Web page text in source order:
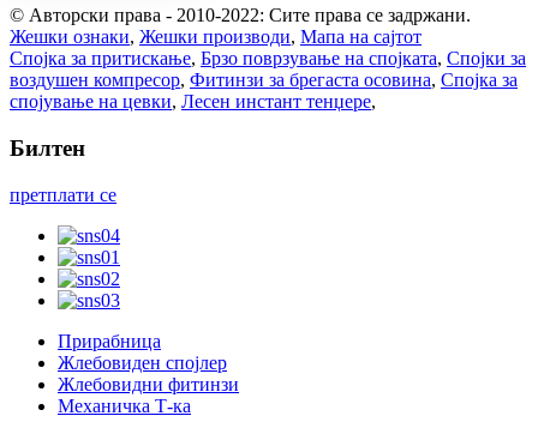
© Авторски права - 2010-2022: Сите права се задржани.
Жешки ознаки, Жешки производи, Мапа на сајтот
Спојка за притискање, Брзо поврзување на спојката, Спојки за
воздушен компресор, Фитинзи за брегаста осовина, Спојка за
спојување на цевки, Лесен инстант тенџере,
Билтен
претплати се
Прирабница
Жлебовиден спојлер
Жлебовидни фитинзи
Механичка Т-ка